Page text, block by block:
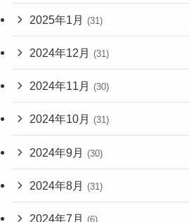
2025年1月 (31)
2024年12月 (31)
2024年11月 (30)
2024年10月 (31)
2024年9月 (30)
2024年8月 (31)
2024年7月 (6)